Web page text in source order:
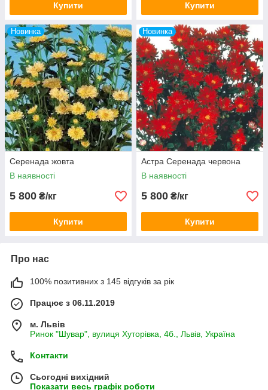
Купити Купити
Новинка
Серенада жовта
В наявності
5 800 ₴/кг
Купити
Новинка
Астра Серенада червона
В наявності
5 800 ₴/кг
Купити
Про нас
100% позитивних з 145 відгуків за рік
Працює з 06.11.2019
м. Львів
Ринок "Шувар", вулиця Хуторівка, 4б., Львів, Україна
Контакти
Сьогодні вихідний
Показати весь графік роботи